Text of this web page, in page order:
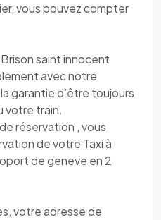
vous pouvez compter
saint innocent
avec notre
garantie d’être toujours
votre train.
réservation , vous
de votre Taxi à
de geneve en 2
votre adresse de